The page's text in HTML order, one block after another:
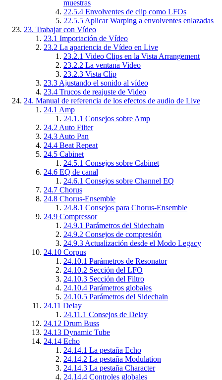
muestras
22.5.4 Envolventes de clip como LFOs
22.5.5 Aplicar Warping a envolventes enlazadas
23. Trabajar con Vídeo
23.1 Importación de Vídeo
23.2 La apariencia de Vídeo en Live
23.2.1 Video Clips en la Vista Arrangement
23.2.2 La ventana Video
23.2.3 Vista Clip
23.3 Ajustando el sonido al vídeo
23.4 Trucos de reajuste de Video
24. Manual de referencia de los efectos de audio de Live
24.1 Amp
24.1.1 Consejos sobre Amp
24.2 Auto Filter
24.3 Auto Pan
24.4 Beat Repeat
24.5 Cabinet
24.5.1 Consejos sobre Cabinet
24.6 EQ de canal
24.6.1 Consejos sobre Channel EQ
24.7 Chorus
24.8 Chorus-Ensemble
24.8.1 Consejos para Chorus-Ensemble
24.9 Compressor
24.9.1 Parámetros del Sidechain
24.9.2 Consejos de compresión
24.9.3 Actualización desde el Modo Legacy
24.10 Corpus
24.10.1 Parámetros de Resonator
24.10.2 Sección del LFO
24.10.3 Sección del Filtro
24.10.4 Parámetros globales
24.10.5 Parámetros del Sidechain
24.11 Delay
24.11.1 Consejos de Delay
24.12 Drum Buss
24.13 Dynamic Tube
24.14 Echo
24.14.1 La pestaña Echo
24.14.2 La pestaña Modulation
24.14.3 La pestaña Character
24.14.4 Controles globales